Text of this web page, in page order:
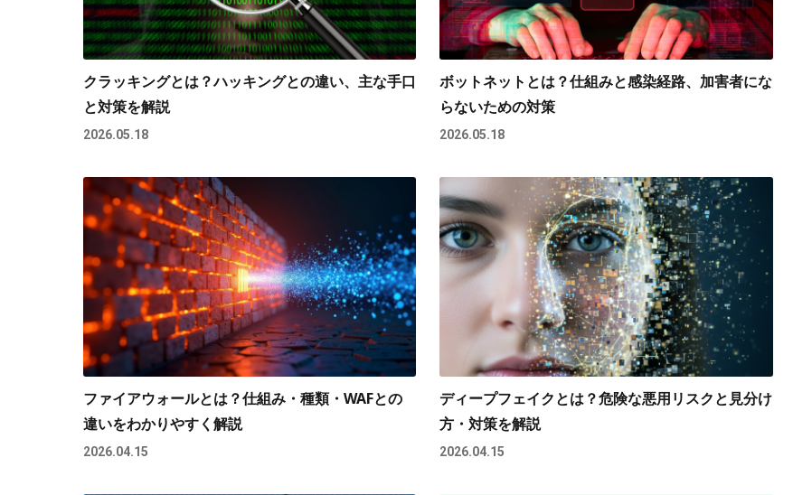
クラッキングとは？ハッキングとの違い、主な手口
と対策を解説
2026.05.18
ボットネットとは？仕組みと感染経路、加害者にな
らないための対策
2026.05.18
ファイアウォールとは？仕組み・種類・WAFとの
違いをわかりやすく解説
2026.04.15
ディープフェイクとは？危険な悪用リスクと見分け
方・対策を解説
2026.04.15